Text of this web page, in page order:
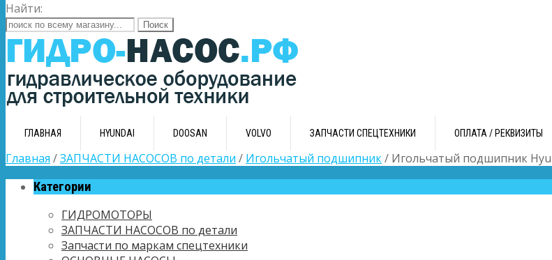
Найти:
ГЛАВНАЯ HYUNDAI DOOSAN VOLVO ЗАПЧАСТИ СПЕЦТЕХНИКИ ОПЛАТА / РЕКВИЗИТЫ
Главная /ЗАПЧАСТИ НАСОСОВ по детали / Игольчатый подшипник/ Игольчатый подшипник
Категории
ГИДРОМОТОРЫ
ЗАПЧАСТИ НАСОСОВ по детали
Запчасти по маркам спецтехники